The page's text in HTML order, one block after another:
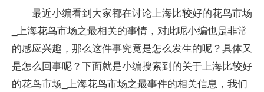
最近小编看到大家都在讨论上海比较好的花鸟市场
_上海花鸟市场之最相关的事情，对此呢小编也是非常
的感应兴趣，那么这件事究竟是怎么发生的呢？具体又
是怎么回事呢？下面就是小编搜索到的关于上海比较好
的花鸟市场_上海花鸟市场之最事件的相关信息，我们